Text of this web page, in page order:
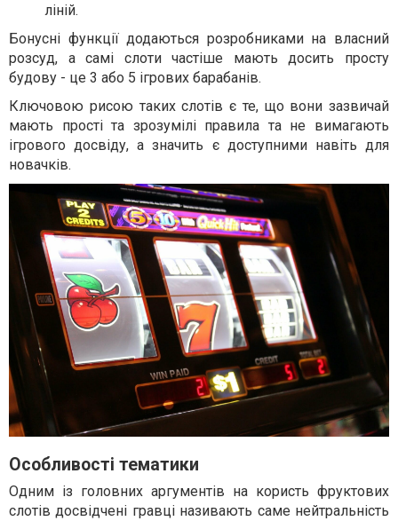
ліній.
Бонусні функції додаються розробниками на власний
розсуд, а самі слоти частіше мають досить просту
будову - це 3 або 5 ігрових барабанів.
Ключовою рисою таких слотів є те, що вони зазвичай
мають прості та зрозумілі правила та не вимагають
ігрового досвіду, а значить є доступними навіть для
новачків.
Особливості тематики
Одним із головних аргументів на користь фруктових
слотів досвідчені гравці називають саме нейтральність